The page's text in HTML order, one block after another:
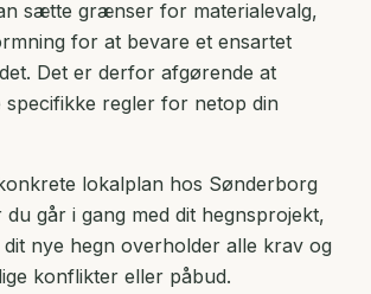
sætte grænser for materialevalg,
for at bevare et ensartet
Det er derfor afgørende at
specifikke regler for netop din
lokalplan hos Sønderborg
går i gang med dit hegnsprojekt,
nye hegn overholder alle krav og
konflikter eller påbud.